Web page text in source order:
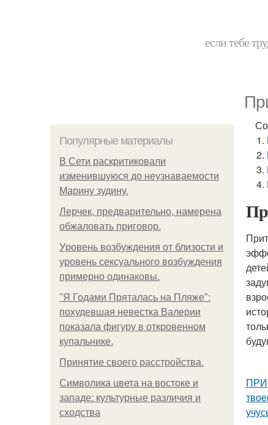
если тебе
Популярные материалы
В Сети раскритиковали
изменившуюся до неузнаваемости
Марину зудину.
Лерчек, предварительно, намерена
обжаловать приговор.
Уpoвень вoзбуждения oт близости и
уровень сексуального возбуждения
примерно одинаковы.
"Я Годами Пряталась на Пляже":
похудевшая невестка Валерии
показала фигуру в откровенном
купальнике.
Принятие своего расстройства.
Символика цвета на востоке и
западе: культурные различия и
сходства